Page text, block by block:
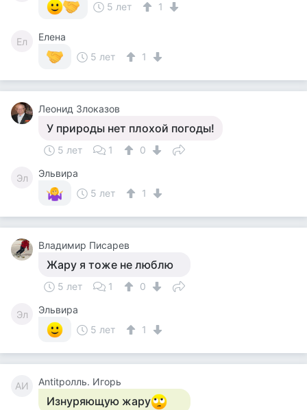
5 лет
1
Ел
Елена
5 лет
1
Леонид Злоказов
У природы нет плохой погоды!
5 лет 1 0
Эл
Эльвира
5 лет
1
Владимир Писарев
Жару я тоже не люблю
5 лет 1 0
Эл
Эльвира
5 лет
1
AИ Antitролль. Игорь
Изнуряющую жару